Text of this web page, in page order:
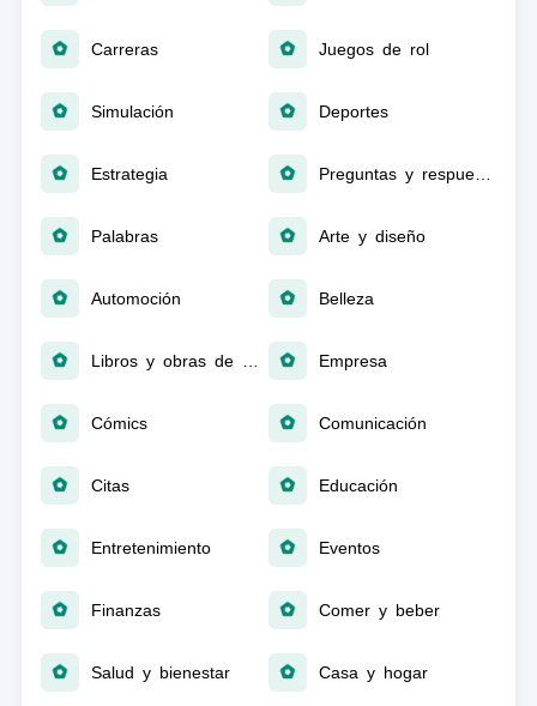
Carreras Juegos de rol
Simulación Deportes
Estrategia
Palabras Arte y diseño
Automoción Belleza
Empresa
Cómics Comunicación
Citas Educación
Entretenimiento Eventos
Finanzas Comer y beber
Salud y bienestar Casa y hogar